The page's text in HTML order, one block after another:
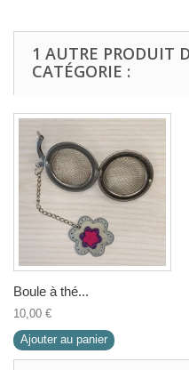
1 AUTRE PRODUIT
CATÉGORIE :
Boule à thé...
10,00 €
Ajouter au panier